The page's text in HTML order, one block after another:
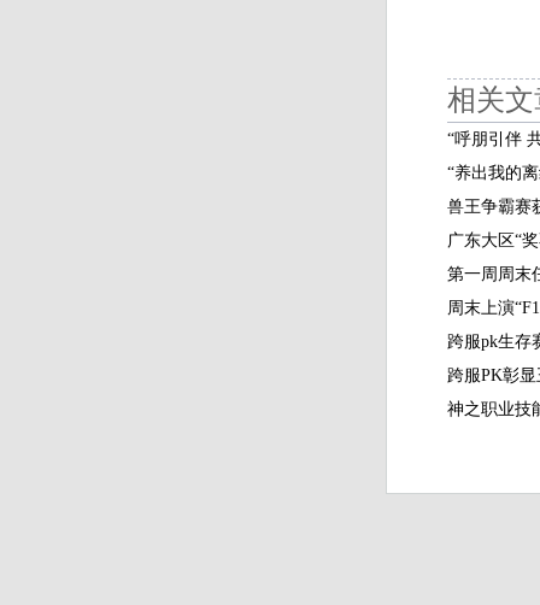
相关文
“呼朋引伴
“养出我的
兽王争霸赛
广东大区“
第一周
周末上演
跨服
跨服PK彰
神之职业